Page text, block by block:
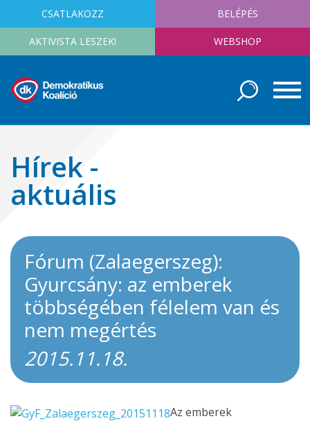
CSATLAKOZZ BELÉPÉS
AKTIVISTA LESZEK! WEBSHOP
Hírek -
aktuális
Fórum (Zalaegerszeg):
Gyurcsány: az emberek
többségében félelem van és
nem megértés
2015.11.18.
Az emberek